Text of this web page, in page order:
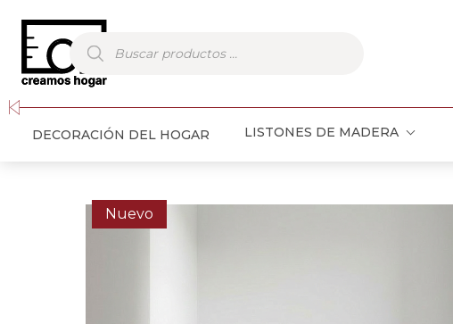
Búsqueda
de
productos
DECORACIÓN DEL HOGAR LISTONES DE MADERA
Nuevo